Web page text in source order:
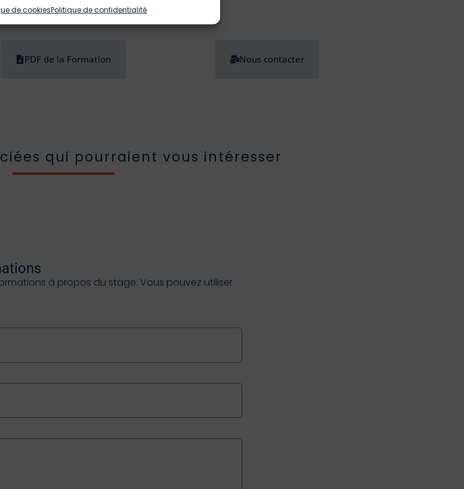
de cookiesPolitique de confidentialité
PDF de la Formation Nous contacter
qui pourraient vous intéresser
à propos du stage. Vous pouvez utiliser